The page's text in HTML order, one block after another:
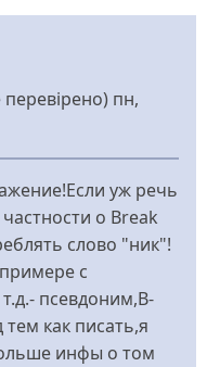
пн,
уж речь
о Break
слово "ник"!
с
псевдоним,B-
как писать,я
инфы о том